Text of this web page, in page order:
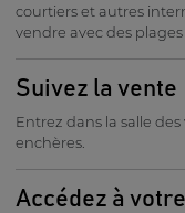
courtiers et autres
vendre avec des
Suivez la vente
Entrez dans la salle
enchères.
Accédez à